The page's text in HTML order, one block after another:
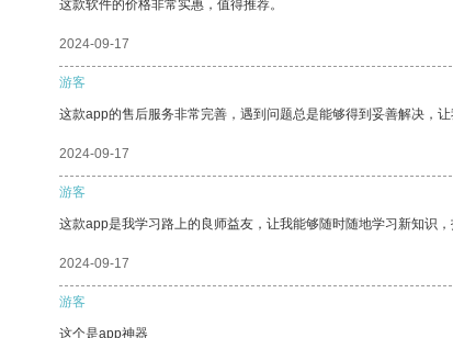
这款软件的价格非常实惠，值得推荐。
2024-09-17
游客
这款app的售后服务非常完善，遇到问题总是能够得到妥善解决，让
2024-09-17
游客
这款app是我学习路上的良师益友，让我能够随时随地学习新知识，
2024-09-17
游客
这个是app神器